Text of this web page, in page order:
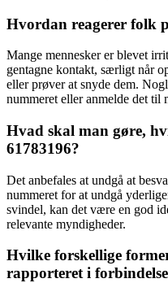
Hvordan reagerer folk
Mange mennesker er blevet
gentagne kontakt, særligt når
eller prøver at snyde dem.
nummeret eller anmelde det til
Hvad skal man gøre,
61783196?
Det anbefales at undgå at
nummeret for at undgå
svindel, kan det være en god
relevante myndigheder.
Hvilke forskellige
rapporteret i